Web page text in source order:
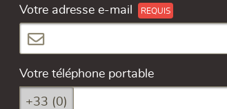
Votre adresse e-mail
Votre téléphone portable
+33 (0)